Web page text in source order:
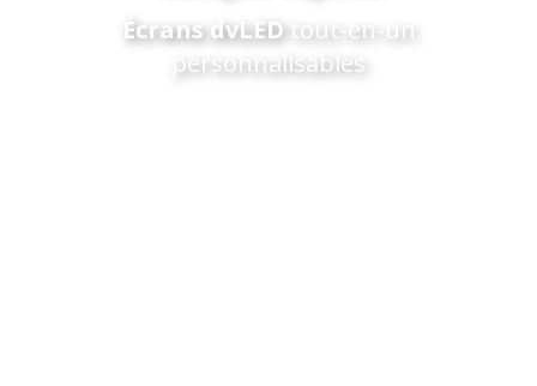
Écrans dvLEDtout-en-un
personnalisables